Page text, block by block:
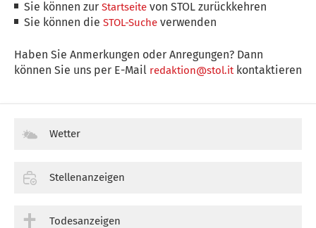
Sie können zurStartseite von STOL zurückkehren
Sie können dieSTOL-Suche verwenden
Haben Sie Anmerkungen oder Anregungen? Dann
können Sie uns per E-Mail redaktion@stol.itkontaktieren
Wetter
Stellenanzeigen
Todesanzeigen